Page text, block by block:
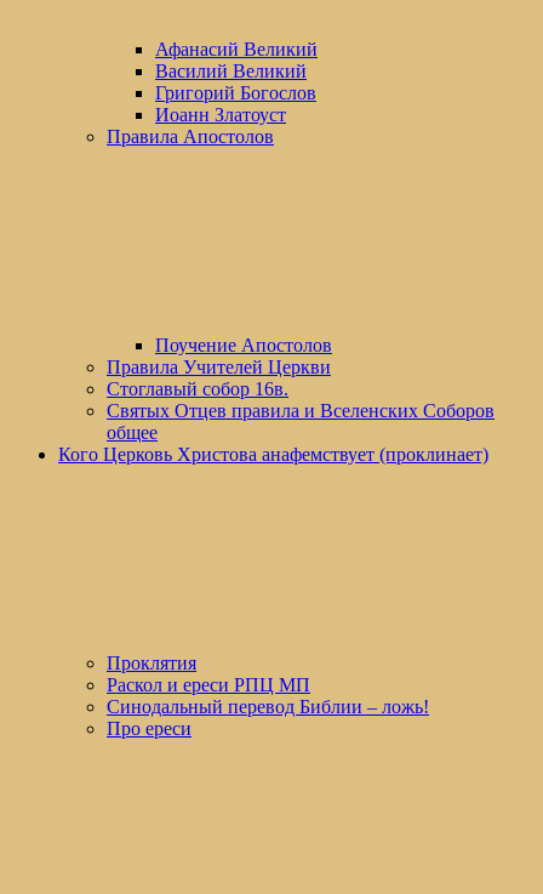
Афанасий Великий
Василий Великий
Григорий Богослов
Иоанн Златоуст
Правила Апостолов
Поучение Апостолов
Правила Учителей Церкви
Стоглавый собор 16в.
Святых Отцев правила и Вселенских Соборов
общее
Кого Церковь Христова анафемствует (проклинает)
Проклятия
Раскол и ереси РПЦ МП
Синодальный перевод Библии – ложь!
Про ереси